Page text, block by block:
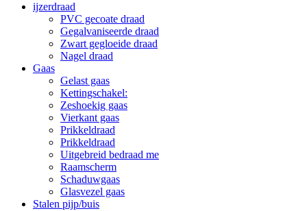
ijzerdraad
PVC gecoate draad
Gegalvaniseerde draad
Zwart gegloeide draad
Nagel draad
Gaas
Gelast gaas
Kettingschakel:
Zeshoekig gaas
Vierkant gaas
Prikkeldraad
Prikkeldraad
Uitgebreid bedraad me
Raamscherm
Schaduwgaas
Glasvezel gaas
Stalen pijp/buis